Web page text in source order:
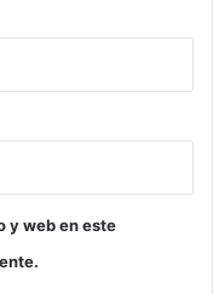
y web en este